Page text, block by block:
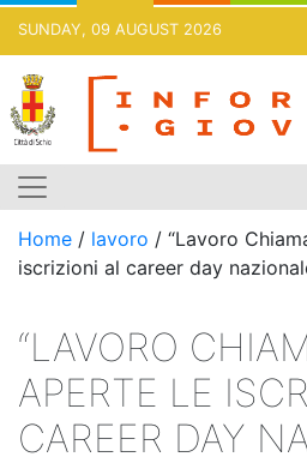
SUNDAY, 09 AUGUST 2026
Skip
content
Home / lavoro / “Lavoro
iscrizioni al career day
“LAVORO
APERTE LE
CAREER DAY